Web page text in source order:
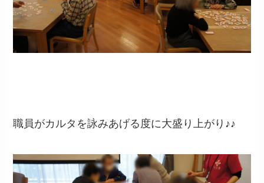
職員がカルタを詠みあげる度に大盛り上がり♪♪